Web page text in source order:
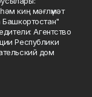
киң мәғлүмәт
Агентство
Республики
дом